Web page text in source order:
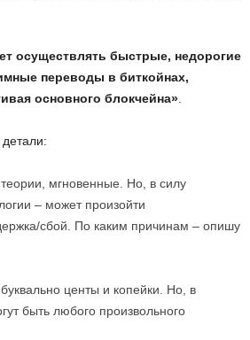
осуществлять быстрые, недорогие
переводы в биткойнах,
основного блокчейна»
детали:
мгновенные. Но, в силу
– может произойти
сбой. По каким причинам – опишу
центы и копейки. Но, в
быть любого произвольного